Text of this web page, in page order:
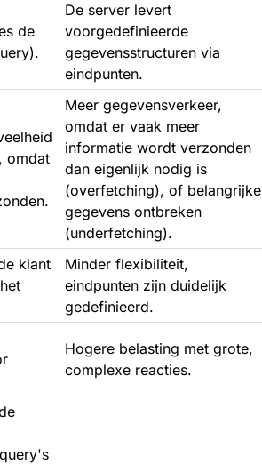
de
De server levert
voorgedefinieerde
gegevensstructuren via
eindpunten.
omdat
Meer gegevensverkeer,
omdat er vaak meer
informatie wordt verzonden
dan eigenlijk nodig is
(overfetching), of belangrijke
gegevens ontbreken
(underfetching).
klant
Minder flexibiliteit,
eindpunten zijn duidelijk
gedefinieerd.
Hogere belasting met grote,
complexe reacties.